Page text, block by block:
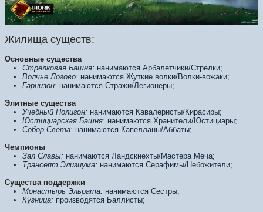
Жилища существ:
Основные существа
Стрелковая Башня: нанимаются Арбалетчики/Стрелки;
Волчье Логово: нанимаются Жуткие волки/Волки-вожаки;
Гарнизон: нанимаются Стражи/Легионеры;
Элитные существа
Учебный Полигон: нанимаются Кавалеристы/Кирасиры;
Юстициарская Башня: нанимаются Хранители/Юстициары;
Собор Света: нанимаются Капелланы/Аббаты;
Чемпионы
Зал Славы: нанимаются Ландскнехты/Мастера Меча;
Трансепт Элизиума: нанимаются Серафимы/Небожители;
Существа поддержки
Монастырь Эльрата: нанимаются Сестры;
Кузница: производятся Баллисты;